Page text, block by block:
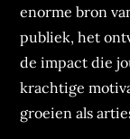
enorme bron
publiek, het
de impact die
krachtige
groeien als